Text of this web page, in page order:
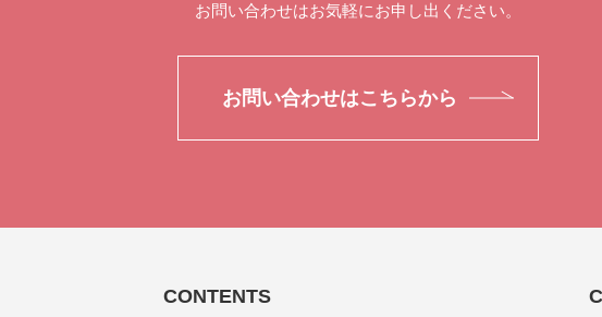
お問い合わせはお気軽にお申し出ください。
お問い合わせはこちらから
CONTENTS